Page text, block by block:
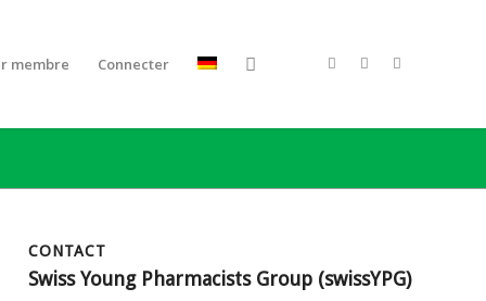
membre Connecter
CONTACT
Swiss Young Pharmacists Group (swissYPG)